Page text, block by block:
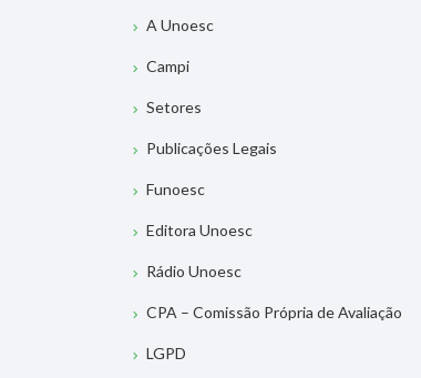
A Unoesc
Campi
Setores
Publicações Legais
Funoesc
Editora Unoesc
Rádio Unoesc
CPA – Comissão Própria de Avaliação
LGPD